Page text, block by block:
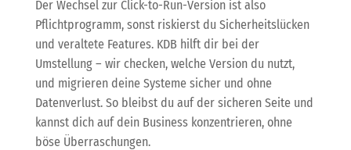
Der Wechsel zur Click-to-Run-Version ist also
Pflichtprogramm, sonst riskierst du Sicherheitslücken
und veraltete Features. KDB hilft dir bei der
Umstellung – wir checken, welche Version du nutzt,
und migrieren deine Systeme sicher und ohne
Datenverlust. So bleibst du auf der sicheren Seite und
kannst dich auf dein Business konzentrieren, ohne
böse Überraschungen.